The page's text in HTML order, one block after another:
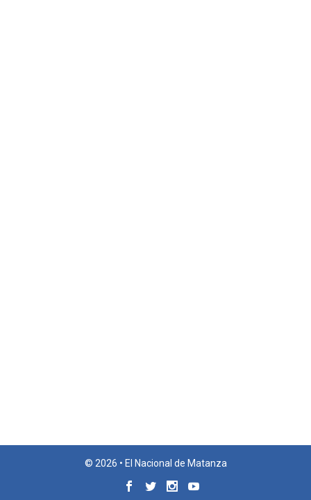
© 2026 • El Nacional de Matanza